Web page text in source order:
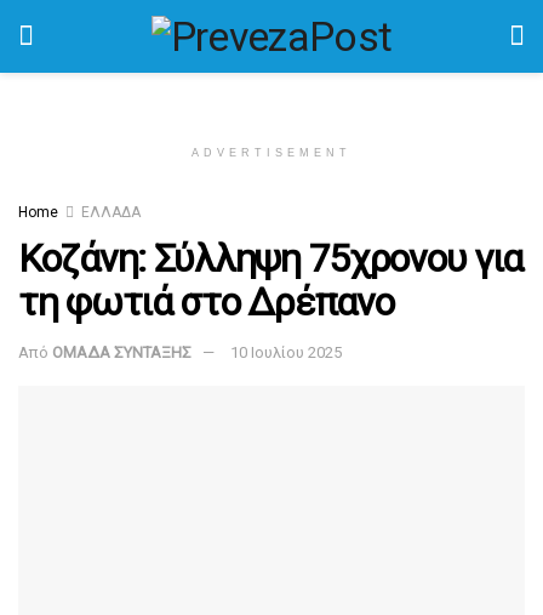
ADVERTISEMENT
Home ΕΛΛΑΔΑ
Κοζάνη: Σύλληψη 75χρονου για
τη φωτιά στο Δρέπανο
Από ΟΜΑΔΑ ΣΥΝΤΑΞΗΣ 10 Ιουλίου 2025